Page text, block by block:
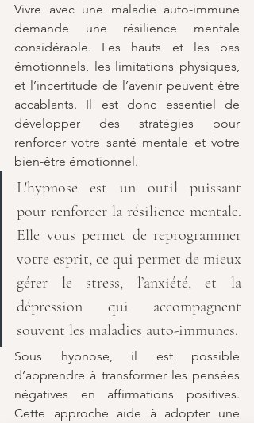
Vivre avec une maladie auto-immune
demande une résilience mentale
considérable. Les hauts et les bas
émotionnels, les limitations physiques,
et l’incertitude de l’avenir peuvent être
accablants. Il est donc essentiel de
développer des stratégies pour
renforcer votre santé mentale et votre
bien-être émotionnel.
L'hypnose est un outil puissant
pour renforcer la résilience mentale.
Elle vous permet de reprogrammer
votre esprit, ce qui permet de mieux
gérer le stress, l’anxiété, et la
dépression qui accompagnent
Sous hypnose, il est possible
d’apprendre à transformer les pensées
négatives en affirmations positives.
Cette approche aide à adopter une